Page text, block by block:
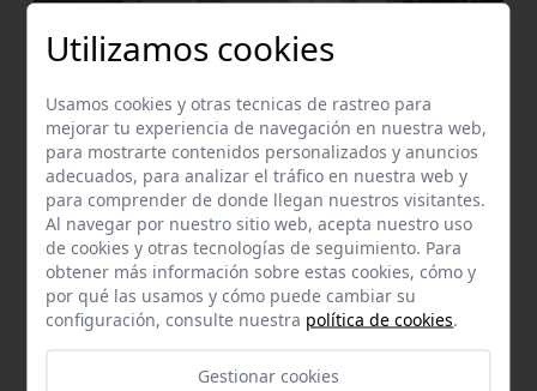
Enclave de interés Cultural
Ayuntamiento de coripe
Coripe a 0,92 km.
Manantial
Manantial del acornoquillo
a 1,93 km.
Utilizamos cookies
Usamos cookies y otras tecnicas de rastreo para
mejorar tu experiencia de navegación en nuestra web,
para mostrarte contenidos personalizados y anuncios
adecuados, para analizar el tráfico en nuestra web y
para comprender de donde llegan nuestros visitantes.
Al navegar por nuestro sitio web, acepta nuestro uso
de cookies y otras tecnologías de seguimiento. Para
obtener más información sobre estas cookies, cómo y
por qué las usamos y cómo puede cambiar su
configuración, consulte nuestra política de cookies.
Gestionar cookies